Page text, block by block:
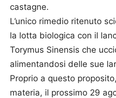
castagne.
L’unico rimedio ritenuto
la lotta biologica con il
Torymus Sinensis che
alimentandosi delle sue
Proprio a questo
materia, il prossimo 29